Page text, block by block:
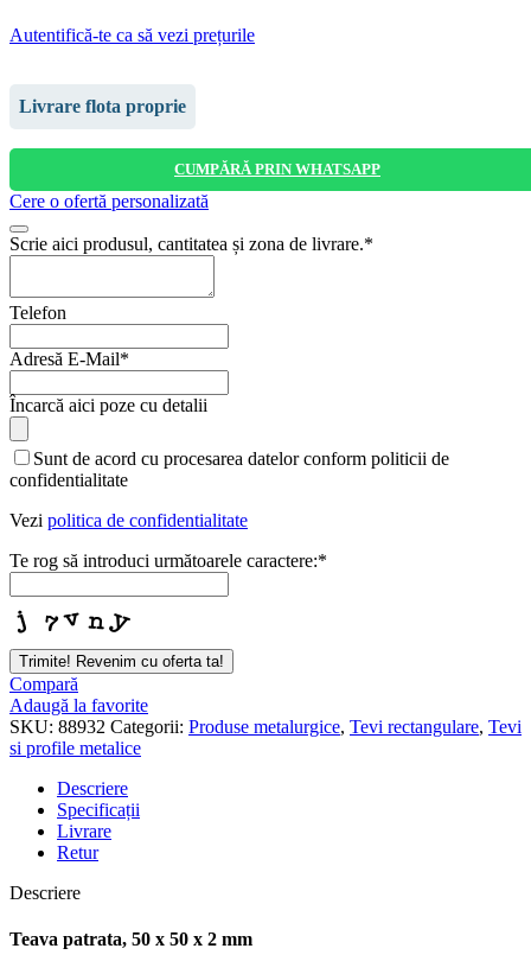
Autentifică-te ca să vezi prețurile
Livrare flota proprie
CUMPĂRĂ PRIN WHATSAPP
Cere o ofertă personalizată
Scrie aici produsul, cantitatea și zona de livrare.*
Telefon
Adresă E-Mail*
Încarcă aici poze cu detalii
Sunt de acord cu procesarea datelor conform politicii de
confidentialitate
Vezi politica de confidentialitate
Te rog să introduci următoarele caractere:*
Trimite! Revenim cu oferta ta!
Company
Name*
Compară
Adaugă la favorite
SKU: 88932 Categorii: Produse metalurgice, Tevi rectangulare, Tevi
si profile metalice
Descriere
Specificații
Livrare
Retur
Descriere
Teava patrata, 50 x 50 x 2 mm